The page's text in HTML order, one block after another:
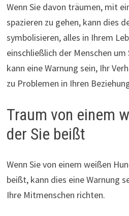
Wenn Sie davon träumen, mit
spazieren zu gehen, kann dies
symbolisieren, alles in Ihrem
einschließlich der Menschen
kann eine Warnung sein, Ihr
zu Problemen in Ihren
Traum von einem
der Sie beißt
Wenn Sie von einem weißen
beißt, kann dies eine Warnung
Ihre Mitmenschen richten.